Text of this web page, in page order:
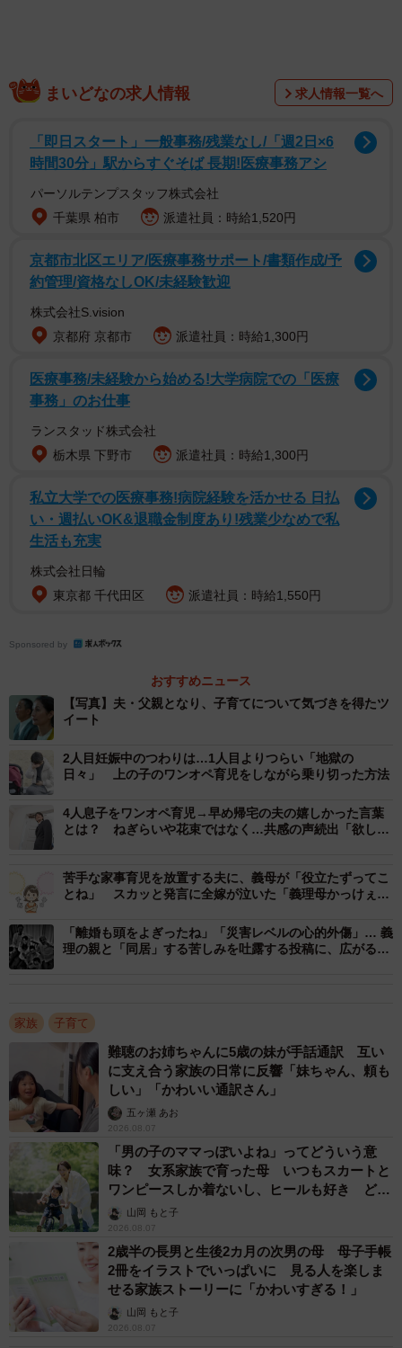
まいどなの求人情報 求人情報一覧へ
「即日スタート」一般事務/残業なし/「週2日×6
時間30分」駅からすぐそば 長期!医療事務アシ
パーソルテンプスタッフ株式会社
千葉県 柏市
派遣社員：時給1,520円
京都市北区エリア/医療事務サポート/書類作成/予
約管理/資格なしOK/未経験歓迎
株式会社S.vision
京都府 京都市
派遣社員：時給1,300円
医療事務/未経験から始める!大学病院での「医療
事務」のお仕事
ランスタッド株式会社
栃木県 下野市
派遣社員：時給1,300円
私立大学での医療事務!病院経験を活かせる 日払
い・週払いOK&退職金制度あり!残業少なめで私
生活も充実
株式会社日輪
東京都 千代田区
派遣社員：時給1,550円
Sponsored by
おすすめニュース
【写真】夫・父親となり、子育てについて気づきを得たツ
イート
2人目妊娠中のつわりは…1人目よりつらい「地獄の
日々」 上の子のワンオペ育児をしながら乗り切った方法
4人息子をワンオペ育児→早め帰宅の夫の嬉しかった言葉
とは？ ねぎらいや花束ではなく…共感の声続出「欲しい
苦手な家事育児を放置する夫に、義母が「役立たずってこ
とね」 スカッと発言に全嫁が泣いた「義理母かっけぇ
「離婚も頭をよぎったね」「災害レベルの心的外傷」… 義
理の親と「同居」する苦しみを吐露する投稿に、広がる共
家族 子育て
難聴のお姉ちゃんに5歳の妹が手話通訳 互い
に支え合う家族の日常に反響「妹ちゃん、頼も
しい」「かわいい通訳さん」
五ヶ瀬 あお
2026.08.07
「男の子のママっぽいよね」ってどういう意
味？ 女系家族で育った母 いつもスカートと
ワンピースしか着ないし、ヒールも好き どの
へんが…
山岡 もと子
2026.08.07
2歳半の長男と生後2カ月の次男の母 母子手帳
2冊をイラストでいっぱいに 見る人を楽しま
せる家族ストーリーに「かわいすぎる！」
山岡 もと子
2026.08.07